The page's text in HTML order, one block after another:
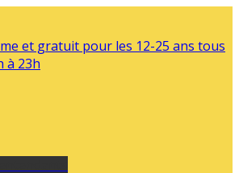
et gratuit pour les 12-25 ans tous
à 23h